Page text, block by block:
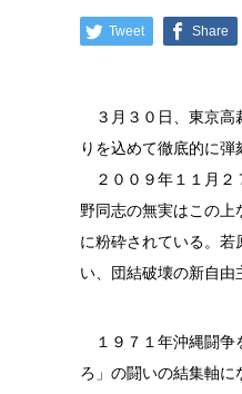
Tweet Share
３月３０日、東京高
りを込めて徹底的に弾
２００９年１１月２
野同志の無実はこの
に粉砕されている。
い、団結破壊の新自由
１９７１年沖縄闘争
ろ」の闘いの結集軸に